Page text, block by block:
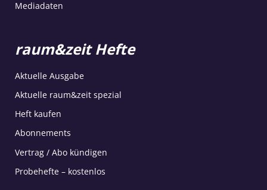
Mediadaten
raum&zeit Hefte
Aktuelle Ausgabe
Aktuelle raum&zeit spezial
Heft kaufen
Abonnements
Vertrag / Abo kündigen
Probehefte – kostenlos